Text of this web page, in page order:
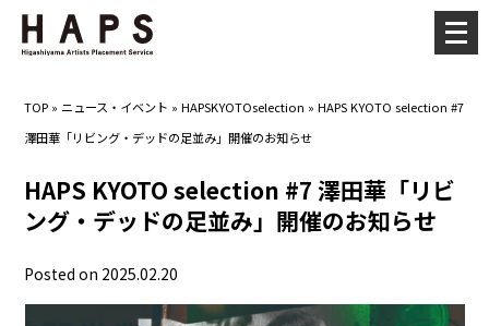
TOP » ニュース・イベント »HAPSKYOTOselection »HAPS KYOTO selection #7
澤田華「リビング・デッドの足並み」開催のお知らせ
HAPS KYOTO selection #7 澤田華「リビ
ング・デッドの足並み」開催のお知らせ
Posted on 2025.02.20
メ
ニ
ー
開